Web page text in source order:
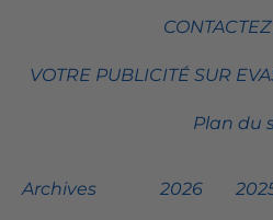
VOTRE PUBLICITÉ SUR
Plan du
Archives 2026